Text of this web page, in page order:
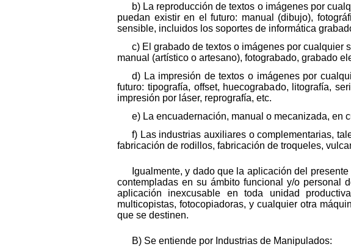
b) La reproducción de textos o imágenes por
puedan existir en el futuro: manual (dibujo),
sensible, incluidos los soportes de informática
c) El grabado de textos o imágenes por cualquier
manual (artístico o artesano), fotograbado, grabado
d) La impresión de textos o imágenes por
futuro: tipografía, offset, huecograbado, litografía,
impresión por láser, reprografía, etc.
e) La encuadernación, manual o mecanizada, en
f) Las industrias auxiliares o complementarias,
fabricación de rodillos, fabricación de troqueles,
Igualmente, y dado que la aplicación del
contempladas en su ámbito funcional y/o personal
aplicación inexcusable en toda unidad
multicopistas, fotocopiadoras, y cualquier otra
que se destinen.
B) Se entiende por Industrias de Manipulados: